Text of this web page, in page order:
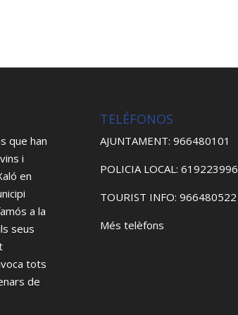
que han
i
en
a la
seus
tots
de
TELÉFONOS
AJUNTAMENT: 966480101
POLICIA LOCAL: 619223996
TOURIST INFO: 966480522
Més telèfons